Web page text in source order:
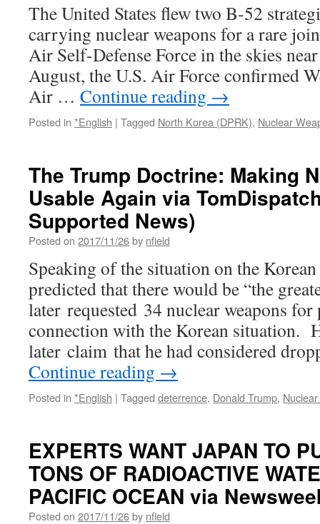
The United States flew two B-52
carrying nuclear weapons for a rare
Air Self-Defense Force in the skies
August, the U.S. Air Force confirmed
Air … Continue reading →
Posted in *English | Tagged North Korea (DPRK), Nuclear
The Trump Doctrine: Making
Usable Again via
Supported News)
Posted on 2017/11/26by nfield
Speaking of the situation on the
predicted that there would be “the
later requested 34 nuclear weapons for
connection with the Korean situation.
later claim that he had considered
Continue reading →
Posted in *English | Tagged deterrence, Donald Trump,
EXPERTS WANT JAPAN TO
TONS OF RADIOACTIVE
PACIFIC OCEAN via
Posted on 2017/11/26by nfield